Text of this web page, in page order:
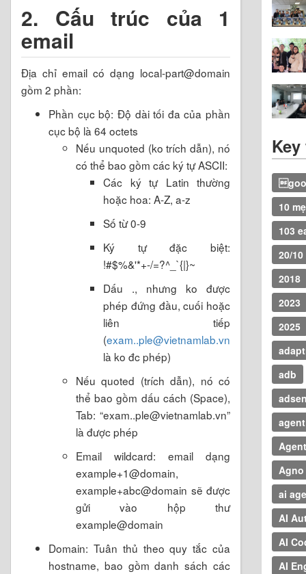
2. Cấu trúc của 1
email
Địa chỉ email có dạng local-part@domain
gồm 2 phần:
Phần cục bộ: Độ dài tối đa của phần
cục bộ là 64 octets
Nếu unquoted (ko trích dẫn), nó
có thể bao gồm các ký tự ASCII:
Các ký tự Latin thường
hoặc hoa: A-Z, a-z
Số từ 0-9
Ký tự đặc biệt:
!#$%&'*+-/=?^_`{|}~
Dấu ., nhưng ko được
phép đứng đầu, cuối hoặc
liên tiếp
(exam..ple@vietnamlab.vn
là ko đc phép)
Nếu quoted (trích dẫn), nó có
thể bao gồm dấu cách (Space),
Tab: “exam..ple@vietnamlab.vn”
là được phép
Email wildcard: email dạng
example+1@domain,
example+abc@domain sẽ được
gửi vào hộp thư
example@domain
Domain: Tuân thủ theo quy tắc của
hostname, bao gồm danh sách các
10
103
20/10
2018
2023
2025
adb
Agno
ai
AI
AI
AI